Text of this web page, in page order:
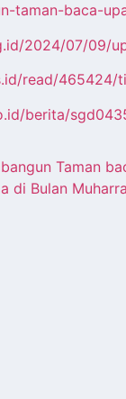
taman-baca-
2024/07/09/
read/
berita/
Taman
di Bulan